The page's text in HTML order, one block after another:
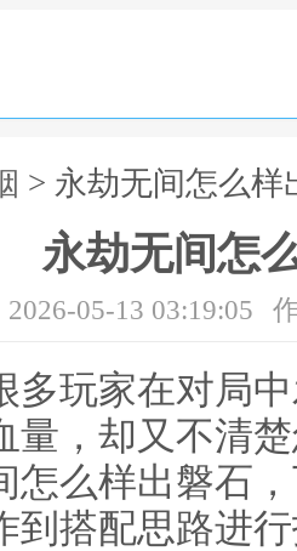
> 永劫无间怎么样
永劫无间怎
05-13 03:19:05
多玩家在对局
量，却又不清
怎么样出磐石
到搭配思路进